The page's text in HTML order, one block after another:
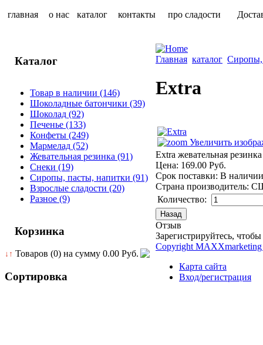
главная о нас каталог контакты про сладости
Каталог
Товар в наличии (146)
Шоколадные батончики (39)
Шоколад (92)
Печенье (133)
Конфеты (249)
Мармелад (52)
Жевательная резинка (91)
Снеки (19)
Сиропы, пасты, напитки (91)
Взрослые сладости (20)
Разное (9)
Корзинка
↓↑ Товаров (0) на сумму 0.00 Руб.
Сортировка
Главная каталог Сиропы,
Extra
Увеличить
Extra жевательная
Цена: 169.00 Руб.
Срок поставки: В наличии
Страна производитель:
Количество:
Отзыв
Зарегистрируйтесь, чтобы
Copyright MAXXmarketing
Карта сайта
Вход/регистрация